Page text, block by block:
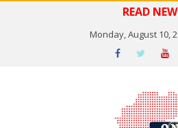
READ NEWS IN
Monday, August 10,